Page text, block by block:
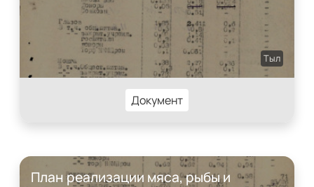
Тыл
Документ
План реализации мяса, рыбы и